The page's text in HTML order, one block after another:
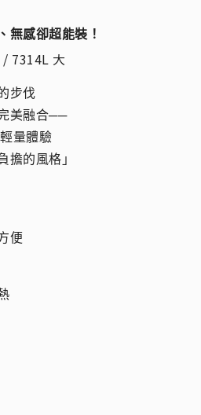
無感卻超能裝！
7314L 大
步伐
美融合──
量體驗
擔的風格」
便